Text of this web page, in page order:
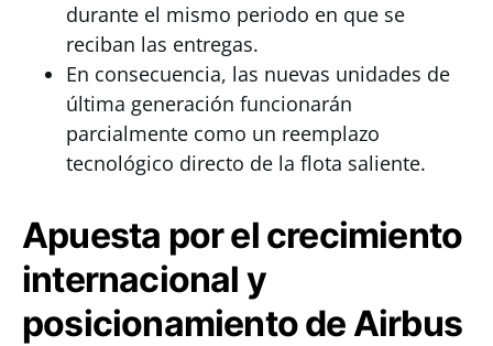
durante el mismo periodo en que se
reciban las entregas.
En consecuencia, las nuevas unidades de
última generación funcionarán
parcialmente como un reemplazo
tecnológico directo de la flota saliente.
Apuesta por el crecimiento
internacional y
posicionamiento de Airbus